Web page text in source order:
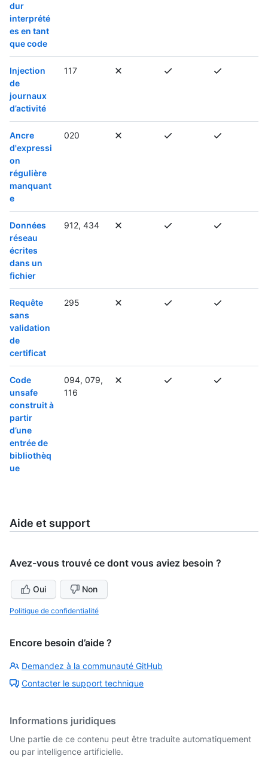
dur
interprété
es en tant
que code
Injection
de
journaux
d’activité
117
Ancre
d'expressi
on
régulière
manquant
e
020
Données
réseau
écrites
dans un
fichier
912, 434
Requête
sans
validation
de
certificat
295
Code
unsafe
construit à
partir
d’une
entrée de
bibliothèq
ue
094, 079,
116
Aide et support
Avez-vous trouvé ce dont vous aviez besoin ?
Oui Non
Politique de confidentialité
Encore besoin d’aide ?
Demandez à la communauté GitHub
Contacter le support technique
Informations juridiques
Une partie de ce contenu peut être traduite automatiquement
ou par intelligence artificielle.